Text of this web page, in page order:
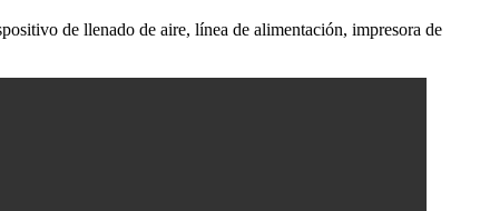
de llenado de aire, línea de alimentación, impresora de